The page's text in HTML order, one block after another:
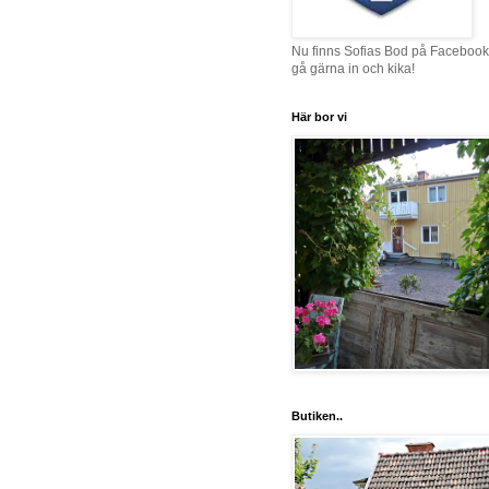
Nu finns Sofias Bod på
gå gärna in och kika!
Här bor vi
Butiken..